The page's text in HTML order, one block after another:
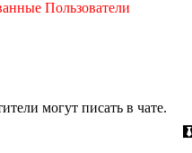
Пользователи
могут писать в чате.